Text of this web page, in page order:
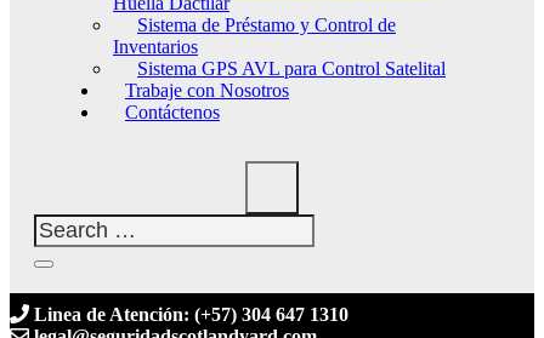
Sistema de Préstamo y Control de
Inventarios
Sistema GPS AVL para Control Satelital
Trabaje con Nosotros
Contáctenos
Linea de Atención: (+57) 304 647 1310